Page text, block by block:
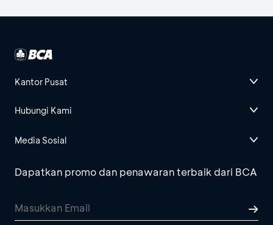
Kantor Pusat
Hubungi Kami
Media Sosial
Dapatkan promo dan penawaran terbaik dari BCA